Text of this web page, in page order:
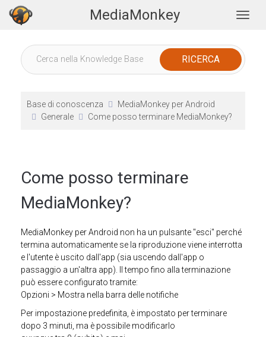
MediaMonkey
Base di conoscenza
MediaMonkey per Android
Generale
Come posso terminare MediaMonkey?
Come posso terminare
MediaMonkey?
MediaMonkey per Android non ha un pulsante "esci" perché
termina automaticamente se la riproduzione viene interrotta
e l'utente è uscito dall'app (sia uscendo dall'app o
passaggio a un'altra app). Il tempo fino alla terminazione
può essere configurato tramite:
Opzioni > Mostra nella barra delle notifiche
Per impostazione predefinita, è impostato per terminare
dopo 3 minuti, ma è possibile modificarlo